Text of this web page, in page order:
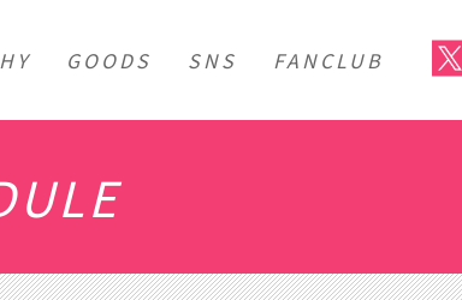
GOODS SNS FANCLUB